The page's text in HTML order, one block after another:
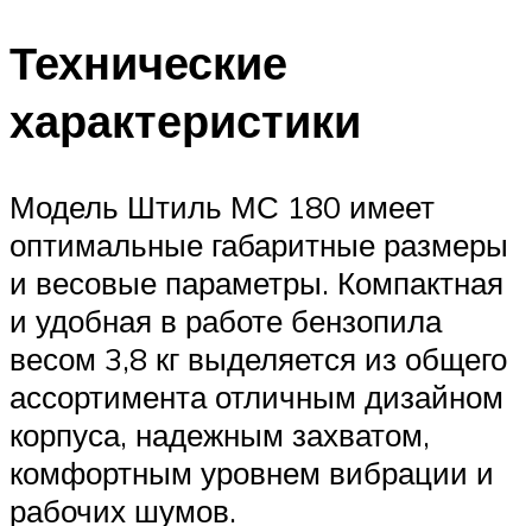
Технические
характеристики
Модель Штиль МС 180 имеет
оптимальные габаритные размеры
и весовые параметры. Компактная
и удобная в работе бензопила
весом 3,8 кг выделяется из общего
ассортимента отличным дизайном
корпуса, надежным захватом,
комфортным уровнем вибрации и
рабочих шумов.